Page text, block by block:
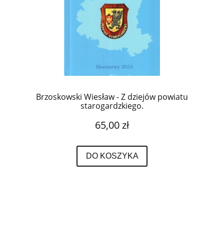
Brzoskowski Wiesław - Z dziejów powiatu
starogardzkiego.
65,00 zł
DO KOSZYKA